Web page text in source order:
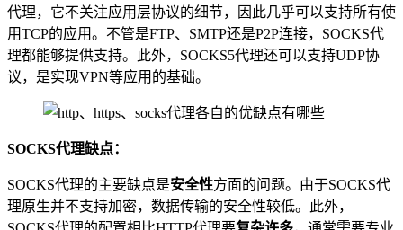
代理，它不关注应用层协议的细节，因此几乎可以支持所有使
用TCP的应用。不管是FTP、SMTP还是P2P连接，SOCKS代
理都能够提供支持。此外，SOCKS5代理还可以支持UDP协
议，是实现VPN等应用的基础。
SOCKS代理缺点：
SOCKS代理的主要缺点是安全性方面的问题。由于SOCKS代
理原生并不支持加密，数据传输的安全性较低。此外，